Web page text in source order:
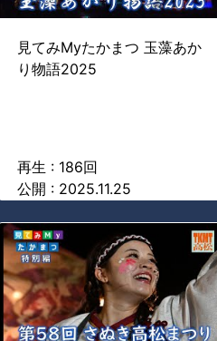
見てみMyたかまつ 玉藻あか
り物語2025
再生 : 186回
公開 : 2025.11.25